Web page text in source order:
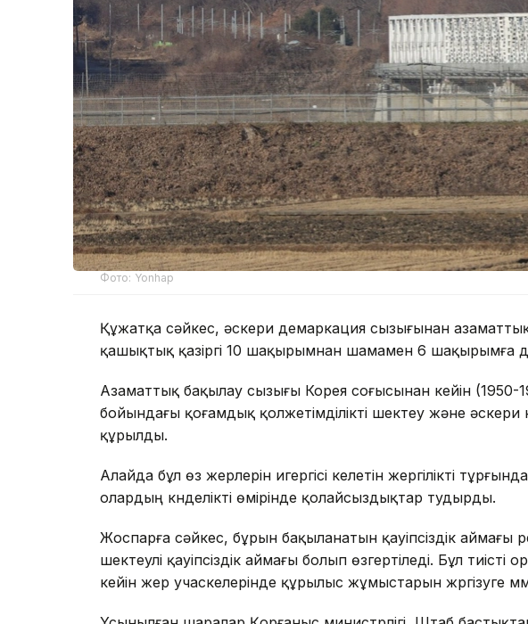
Фото: Yonhap
Құжатқа сәйкес, әскери демаркация сызығынан
қашықтық қазіргі 10 шақырымнан шамамен 6 шақырымға
Азаматтық бақылау сызығы Корея соғысынан кейін (1950-
бойындағы қоғамдық қолжетімділікті шектеу және әскери
құрылды.
Алайда бұл өз жерлерін игергісі келетін жергілікті
олардың күнделікті өмірінде қолайсыздықтар тудырды.
Жоспарға сәйкес, бұрын бақыланатын қауіпсіздік аймағы
шектеулі қауіпсіздік аймағы болып өзгертіледі. Бұл тиісті
кейін жер учаскелерінде құрылыс жұмыстарын жүргізуге